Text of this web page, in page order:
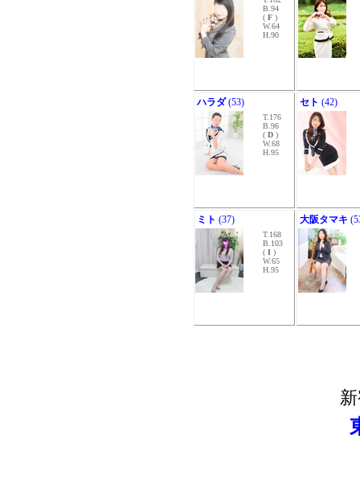
B.94
( F )
W.64
H.90
ハラダ(53)
T.176
B.96
( D )
W.68
H.95
セト (42)
ミト (37)
T.168
B.103
( I )
W.65
H.95
大阪タマキ